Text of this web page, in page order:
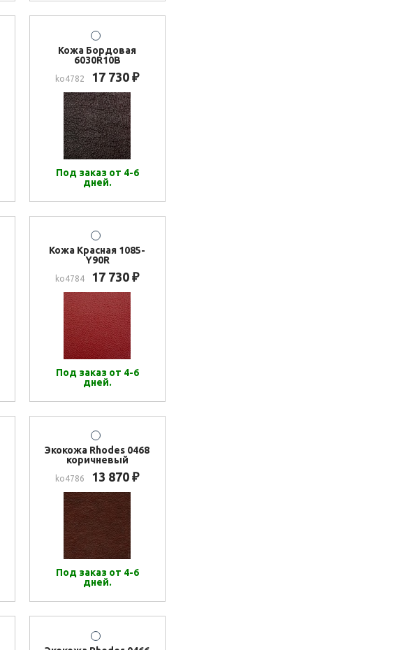
Кожа Бордовая
6030R10B
ko4782 17 730 ₽
Под заказ от 4-6
дней.
Кожа Красная 1085-
Y90R
ko4784 17 730 ₽
Под заказ от 4-6
дней.
Экокожа Rhodes 0468
коричневый
ko4786 13 870 ₽
Под заказ от 4-6
дней.